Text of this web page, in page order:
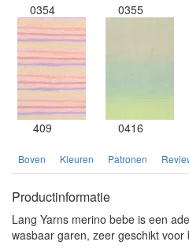
0354 0355
409 0416
Boven Kleuren Patronen
Productinformatie
Lang Yarns merino bebe is een
wasbaar garen, zeer geschikt voor